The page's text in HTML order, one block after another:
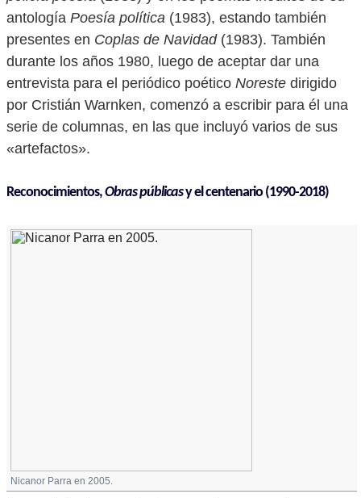
antología Poesía política (1983), estando también
presentes en Coplas de Navidad(1983). También
durante los años 1980, luego de aceptar dar una
entrevista para el periódico poético Noreste dirigido
por Cristián Warnken, comenzó a escribir para él una
serie de columnas, en las que incluyó varios de sus
«artefactos».
Reconocimientos,Obras públicasy el centenario (1990-2018)
Nicanor Parra en 2005.